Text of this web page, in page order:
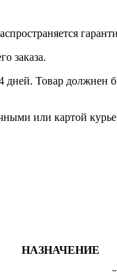
заказа.
Товар должнен
или картой
НАЗНАЧЕНИЕ